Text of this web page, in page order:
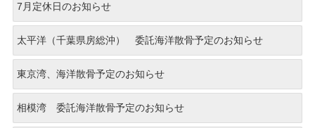
7月定休日のお知らせ
太平洋（千葉県房総沖） 委託海洋散骨予定のお知らせ
東京湾、海洋散骨予定のお知らせ
相模湾 委託海洋散骨予定のお知らせ